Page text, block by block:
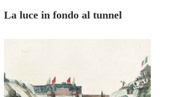
La luce in fondo al tunnel